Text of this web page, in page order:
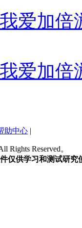
爱加倍
爱加倍
助中心 |
Rights Reserved。
仅供学习和测试研